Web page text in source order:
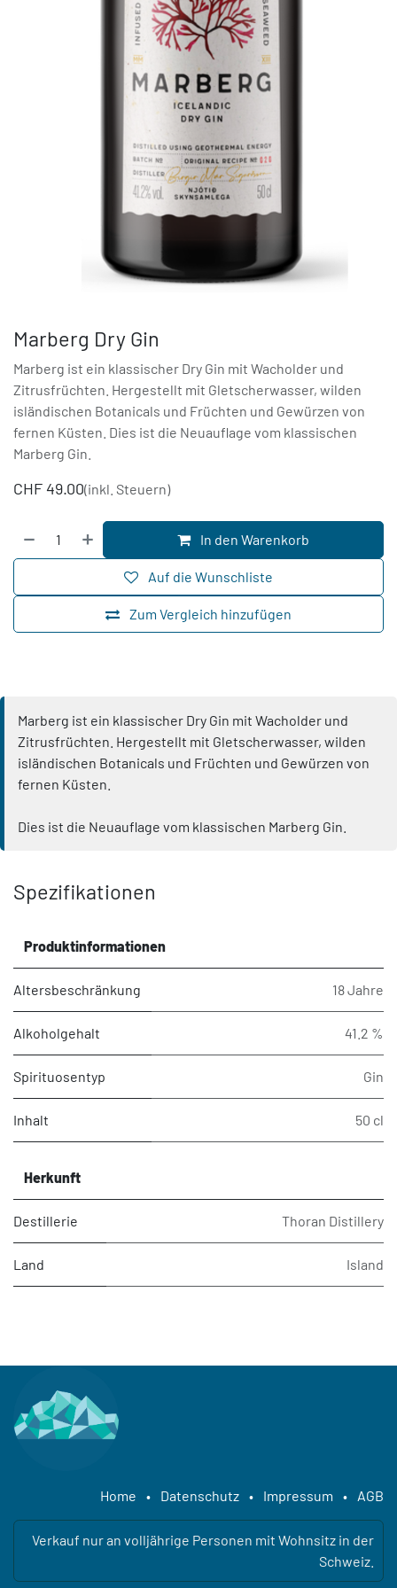
Marberg Dry Gin
Marberg ist ein klassischer Dry Gin mit Wacholder und
Zitrusfrüchten. Hergestellt mit Gletscherwasser, wilden
isländischen Botanicals und Früchten und Gewürzen von
fernen Küsten. Dies ist die Neuauflage vom klassischen
Marberg Gin.
CHF 49.00(inkl. Steuern)
In den Warenkorb
Zum Vergleich hinzufügen
Auf die Wunschliste
Marberg ist ein klassischer Dry Gin mit Wacholder und
Zitrusfrüchten. Hergestellt mit Gletscherwasser, wilden
isländischen Botanicals und Früchten und Gewürzen von
fernen Küsten.
Dies ist die Neuauflage vom klassischen Marberg Gin.
Spezifikationen
Produktinformationen
Altersbeschränkung 18 Jahre
Alkoholgehalt 41.2 %
Spirituosentyp Gin
Inhalt 50 cl
Herkunft
Destillerie Thoran Distillery
Land Island
Home • Datenschutz • Impressum • AGB
Verkauf nur an volljährige Personen mit Wohnsitz in der
Schweiz.